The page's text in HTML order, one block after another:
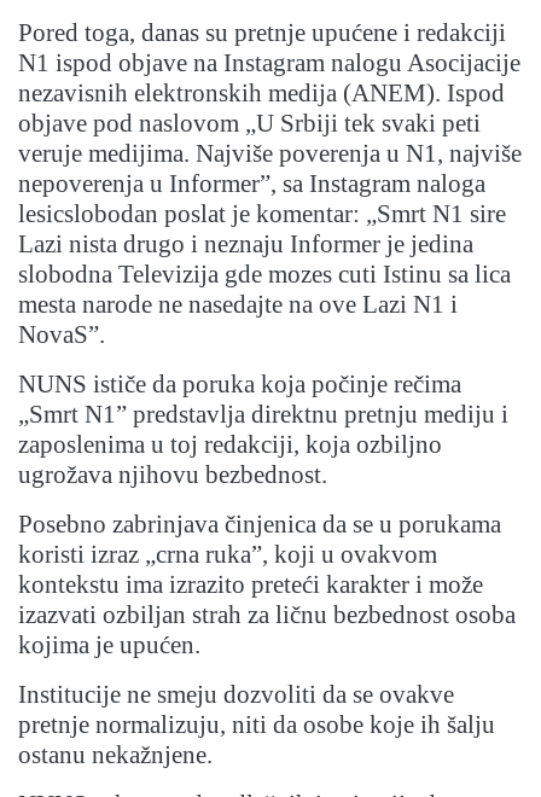
Pored toga, danas su pretnje upućene i redakciji
N1 ispod objave na Instagram nalogu Asocijacije
nezavisnih elektronskih medija (ANEM). Ispod
objave pod naslovom „U Srbiji tek svaki peti
veruje medijima. Najviše poverenja u N1, najviše
nepoverenja u Informer”, sa Instagram naloga
lesicslobodan poslat je komentar: „Smrt N1 sire
Lazi nista drugo i neznaju Informer je jedina
slobodna Televizija gde mozes cuti Istinu sa lica
mesta narode ne nasedajte na ove Lazi N1 i
NovaS”.
NUNS ističe da poruka koja počinje rečima
„Smrt N1” predstavlja direktnu pretnju mediju i
zaposlenima u toj redakciji, koja ozbiljno
ugrožava njihovu bezbednost.
Posebno zabrinjava činjenica da se u porukama
koristi izraz „crna ruka”, koji u ovakvom
kontekstu ima izrazito preteći karakter i može
izazvati ozbiljan strah za ličnu bezbednost osoba
kojima je upućen.
Institucije ne smeju dozvoliti da se ovakve
pretnje normalizuju, niti da osobe koje ih šalju
ostanu nekažnjene.